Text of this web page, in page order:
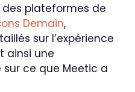
des plateformes de
Demain,
sur l’expérience
ainsi une
ce que Meetic a